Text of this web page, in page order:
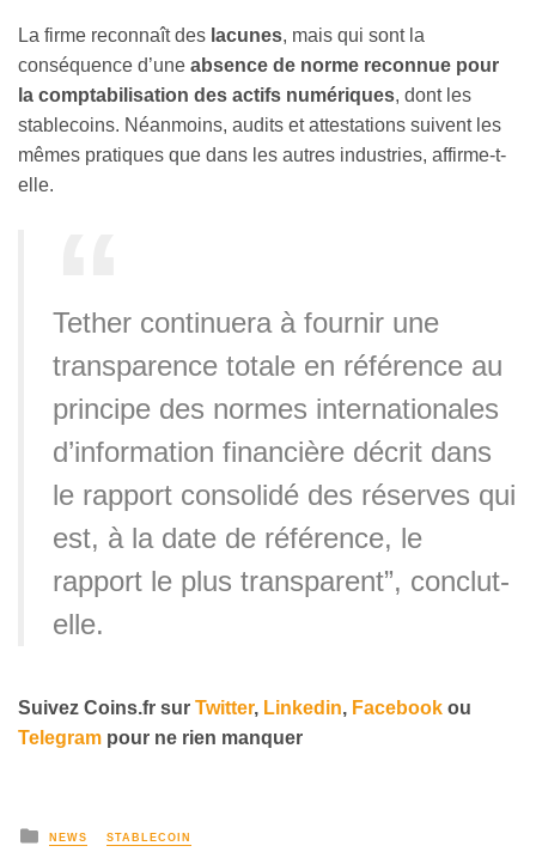
La firme reconnaît des lacunes, mais qui sont la
conséquence d’une absence de norme reconnue pour
la comptabilisation des actifs numériques, dont les
stablecoins. Néanmoins, audits et attestations suivent les
mêmes pratiques que dans les autres industries, affirme-t-
elle.
Tether continuera à fournir une
transparence totale en référence au
principe des normes internationales
d’information financière décrit dans
le rapport consolidé des réserves qui
est, à la date de référence, le
rapport le plus transparent”, conclut-
elle.
Suivez Coins.fr sur Twitter, Linkedin, Facebook ou
Telegram pour ne rien manquer
NEWS STABLECOIN